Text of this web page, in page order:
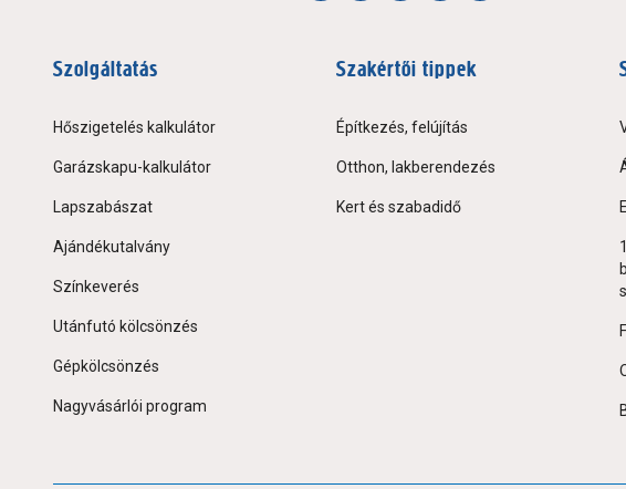
Szolgáltatás
Hőszigetelés kalkulátor
Garázskapu-kalkulátor
Lapszabászat
Ajándékutalvány
Színkeverés
Utánfutó kölcsönzés
Gépkölcsönzés
Nagyvásárlói program
Szakértői tippek
Építkezés, felújítás
Otthon, lakberendezés
Kert és szabadidő